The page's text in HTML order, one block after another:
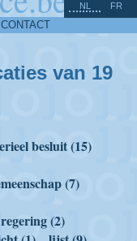
CONTACT
NL FR
van 19
besluit (15)
(7)
(2)
^